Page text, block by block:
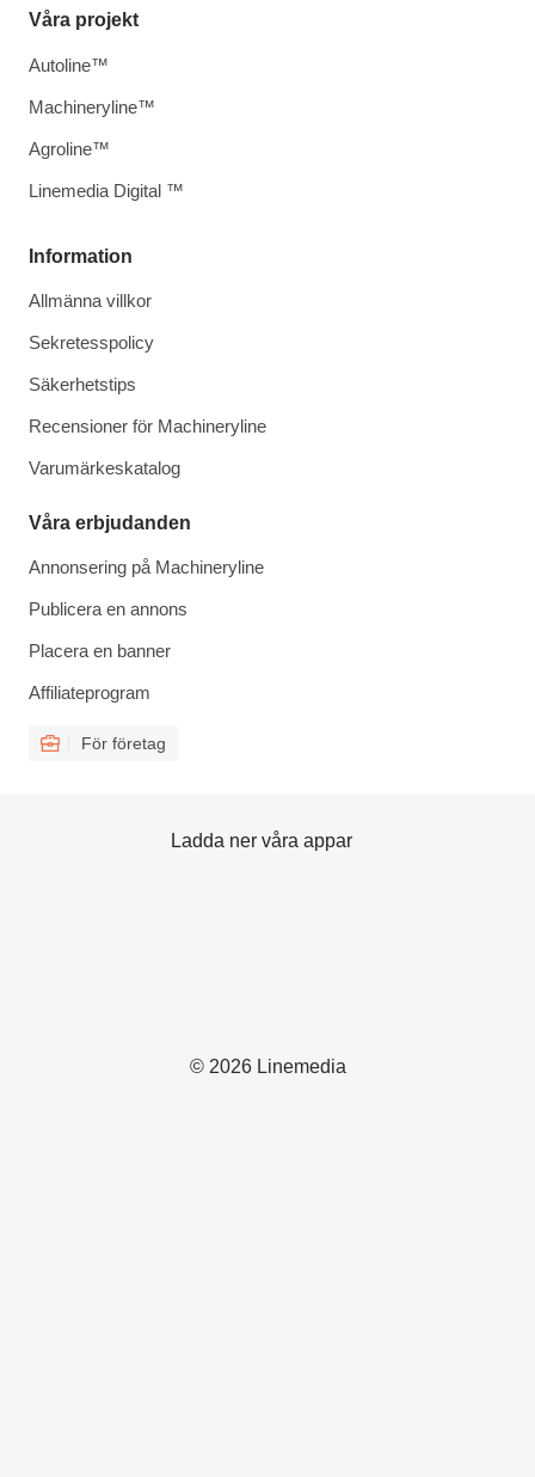
Information
Allmänna villkor
Sekretesspolicy
Säkerhetstips
Recensioner för Machineryline
Varumärkeskatalog
Våra erbjudanden
Annonsering på Machineryline
Publicera en annons
Placera en banner
Affiliateprogram
För företag
Våra projekt
Autoline™
Machineryline™
Agroline™
Linemedia Digital ™
© 2026 Linemedia
Ladda ner våra appar